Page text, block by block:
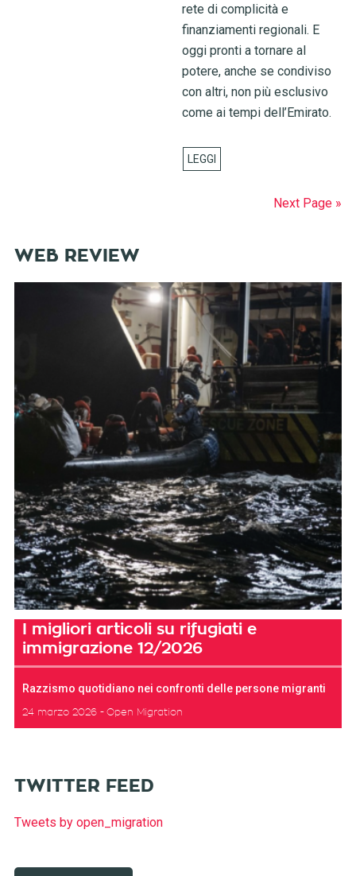
rete di complicità e
finanziamenti regionali. E
oggi pronti a tornare al
potere, anche se condiviso
con altri, non più esclusivo
come ai tempi dell’Emirato.
Next Page »
WEB REVIEW
I migliori articoli su rifugiati e
immigrazione 12/2026
Razzismo quotidiano nei confronti delle persone migranti
24 marzo 2026 Open Migration
TWITTER FEED
Tweets by open_migration